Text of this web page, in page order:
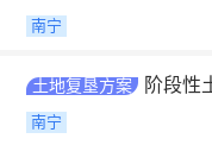
南宁
土地复垦方案 阶段性
南宁